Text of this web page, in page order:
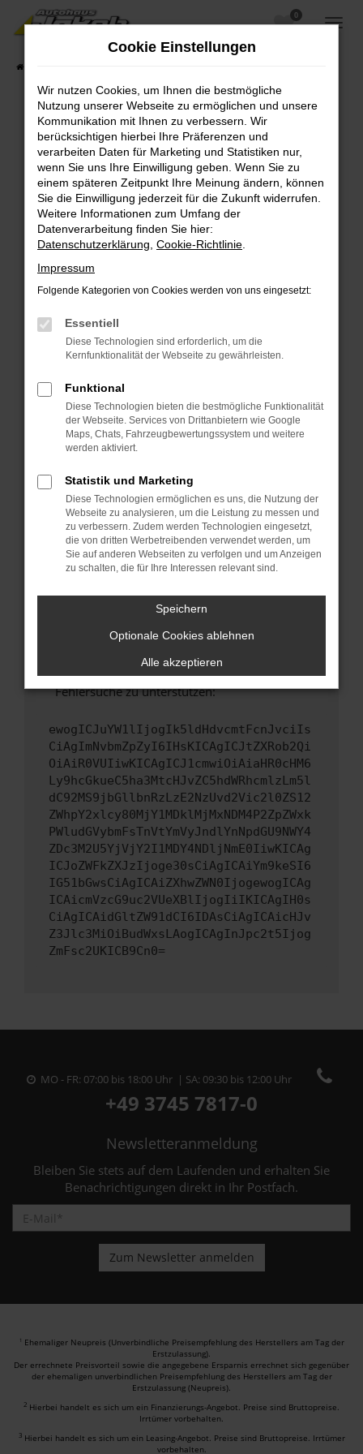
Zum
Hauptinhalt
0
Fehler: Network Error
Beim Laden ist ein Fehler aufgetreten.
Hier sind ein paar Tipps, die dir helfen können:
Überprüfe deine Firewall und deine
Internetverbindung.
Laden andere Webseiten, zum Beispiel deine
Suchmaschine?
Prüfe deine Browsererweiterungen.
Manche Erweiterungen, wie Werbeblocker,
können das Laden bestimmter Seiten
verhindern. Funktioniert die Seite in einem
Fenster?
Starte dein Gerät neu.
Das kann manchmal helfen, vorübergehende
Probleme zu beheben.
Betriebssystem auf dem neuesten Stand
sind.
Veraltete Software birgt nicht nur ein
Sicherheitsrisiko, sondern kann auch dazu
führen, dass bestimmte Funktionen nicht mehr
unterstützt werden.
Wende dich an den Webseitenbetreiber.
Wenn du alle oben genannten Schritte versucht
hast, kontaktiere uns bitte. Wir werden
versuchen, das Problem zu beheben. Du kannst
uns diesen Text schicken, um uns bei der
Fehlersuche zu unterstützen:
ewogICJuYW1lIjogIk5ldHdvcmtFcnJvciIs
CiAgImNvbmZpZyI6IHsKICAgICJtZXRob2Qi
OiAiR0VUIiwKICAgICJ1cmwiOiAiaHR0cHM6
Ly9hcGkueC5ha3MtcHJvZC5hdWRhcmlzLm5l
dC92MS9jbGllbnRzLzE2NzUvd2Vic2l0ZS12
ZWhpY2xlcy80MjY1MDklMjMxNDM4P2ZpZWxk
PWludGVybmFsTnVtYmVyJndlYnNpdGU9NWY4
ZDc3M2U5YjVjY2I1MDY4NDljNmE0IiwKICAg
ICJoZWFkZXJzIjoge30sCiAgICAiYm9keSI6
IG51bGwsCiAgICAiZXhwZWN0IjogewogICAg
ICAicmVzcG9uc2VUeXBlIjogIiIKICAgIH0s
CiAgICAidGltZW91dCI6IDAsCiAgICAicHJv
Z3Jlc3MiOiBudWxsLAogICAgInJpc2t5Ijog
ZmFsc2UKICB9Cn0=
MO - FR: 07:00 bis 18:00 Uhr | SA: 09:30 bis 12:00 Uhr
+49 3745 7817-0
Newsletteranmeldung
Bleiben Sie stets auf dem Laufenden und erhalten Sie
Benachrichtigungen direkt in Ihr Postfach.
1 Ehemaliger Neupreis (Unverbindliche Preisempfehlung des Herstellers am Tag der
Erstzulassung).
Der errechnete Preisvorteil sowie die angegebene Ersparnis errechnet sich gegenüber
der ehemaligen unverbindlichen Preisempfehlung des Herstellers am Tag der
Erstzulassung (Neupreis).
2 Hierbei handelt es sich um ein Finanzierungs-Angebot. Preise sind Bruttopreise.
Irrtümer vorbehalten.
3 Hierbei handelt es sich um ein Leasing-Angebot. Preise sind Bruttopreise. Irrtümer
vorbehalten.
Cookie Einstellungen
Wir nutzen Cookies, um Ihnen die bestmögliche
Nutzung unserer Webseite zu ermöglichen und unsere
Kommunikation mit Ihnen zu verbessern. Wir
berücksichtigen hierbei Ihre Präferenzen und
verarbeiten Daten für Marketing und Statistiken nur,
wenn Sie uns Ihre Einwilligung geben. Wenn Sie zu
einem späteren Zeitpunkt Ihre Meinung ändern, können
Sie die Einwilligung jederzeit für die Zukunft widerrufen.
Weitere Informationen zum Umfang der
Datenverarbeitung finden Sie hier:
Datenschutzerklärung Cookie-Richtlinie
Impressum
Folgende Kategorien von Cookies werden von uns eingesetzt:
Essentiell
Diese Technologien sind erforderlich, um die
Kernfunktionalität der Webseite zu gewährleisten.
Funktional
Diese Technologien bieten die bestmögliche Funktionalität
der Webseite. Services von Drittanbietern wie Google
Maps, Chats, Fahrzeugbewertungssystem und weitere
werden aktiviert.
Statistik und Marketing
Diese Technologien ermöglichen es uns, die Nutzung der
Webseite zu analysieren, um die Leistung zu messen und
zu verbessern. Zudem werden Technologien eingesetzt,
die von dritten Werbetreibenden verwendet werden, um
Sie auf anderen Webseiten zu verfolgen und um Anzeigen
zu schalten, die für Ihre Interessen relevant sind.
Speichern
Optionale Cookies ablehnen
Alle akzeptieren